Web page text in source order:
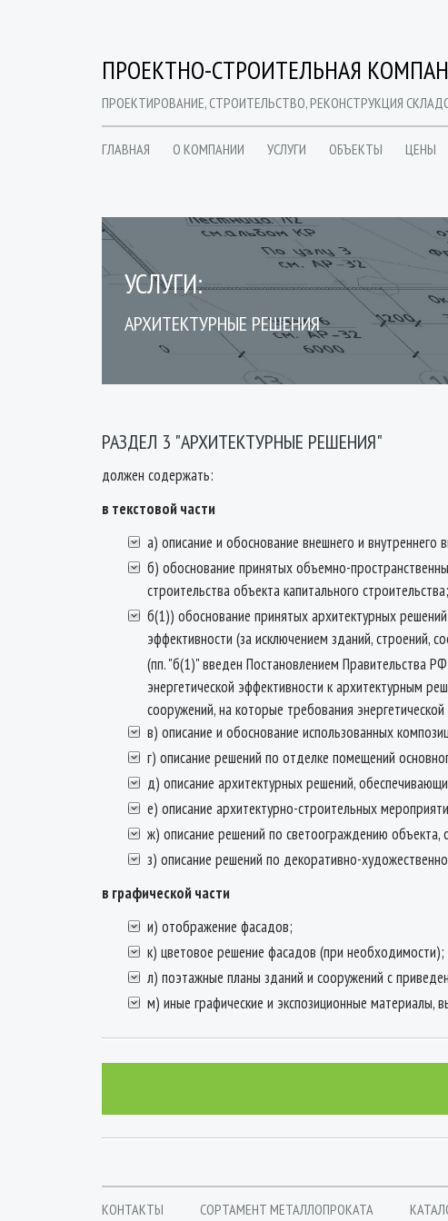
ПРОЕКТНО-СТРОИТЕЛЬНАЯ
ПРОЕКТИРОВАНИЕ, СТРОИТЕЛЬСТВО, РЕКОНСТРУКЦИЯ
ГЛАВНАЯ О КОМПАНИИ УСЛУГИ ОБЪЕКТЫ ЦЕНЫ
УСЛУГИ:
АРХИТЕКТУРНЫЕ РЕШЕНИЯ
РАЗДЕЛ 3 "АРХИТЕКТУРНЫЕ РЕШЕНИЯ"
должен содержать:
в текстовой части
а) описание и обоснование внешнего и внутреннего
б) обоснование принятых объемно-
строительства объекта капитального строительства;
б(1)) обоснование принятых архитектурных
эффективности (за исключением зданий, строений,
(пп. "б(1)" введен Постановлением Правительства
энергетической эффективности к архитектурным
сооружений, на которые требования
в) описание и обоснование использованных
г) описание решений по отделке помещений
д) описание архитектурных решений,
е) описание архитектурно-строительных
ж) описание решений по светоограждению
з) описание решений по декоративно-
в графической части
и) отображение фасадов;
к) цветовое решение фасадов (при необходимости);
л) поэтажные планы зданий и сооружений с
м) иные графические и экспозиционные материалы,
КОНТАКТЫ СОРТАМЕНТ МЕТАЛЛОПРОКАТА